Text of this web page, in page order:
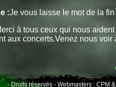
:Je vous laisse le mot de la fin
à tous ceux qui nous
aux concerts.Venez nous voir
- Droits réservés - Webmasters : CPM